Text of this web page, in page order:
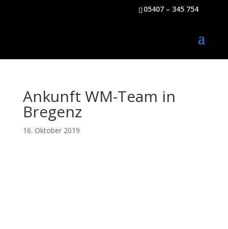
05407 – 345 754
Ankunft WM-Team in
Bregenz
16. Oktober 2019